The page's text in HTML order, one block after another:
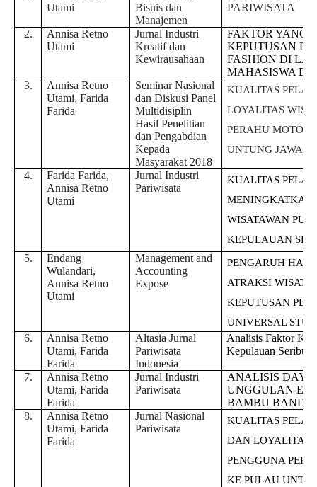
Utami
Bisnis dan
Manajemen
PARIWISATA
2.
Annisa Retno
Utami
Jurnal Industri
Kreatif dan
Kewirausahaan
FAKTOR YANG
KEPUTUSAN
FASHION DI
MAHASISWA DI
3.
Annisa Retno
Utami, Farida
Farida
Seminar Nasional
dan Diskusi Panel
Multidisiplin
Hasil Penelitian
dan Pengabdian
Kepada
Masyarakat 2018
KUALITAS
LOYALITAS
PERAHU MOTOR
UNTUNG JAWA
4.
Farida Farida,
Annisa Retno
Utami
Jurnal Industri
Pariwisata
KUALITAS
MENINGKATKAN
WISATAWAN
KEPULAUAN
5.
Endang
Wulandari,
Annisa Retno
Utami
Management and
Accounting
Expose
PENGARUH
ATRAKSI WISATA
KEPUTUSAN
UNIVERSAL
6.
Annisa Retno
Utami, Farida
Farida
Altasia Jurnal
Pariwisata
Indonesia
Analisis Faktor
Kepulauan Seribu
7.
Annisa Retno
Utami, Farida
Farida
Jurnal Industri
Pariwisata
ANALISIS DAYA
UNGGULAN
BAMBU
8.
Annisa Retno
Utami, Farida
Farida
Jurnal Nasional
Pariwisata
KUALITAS
DAN LOYALITAS
PENGGUNA
KE PULAU